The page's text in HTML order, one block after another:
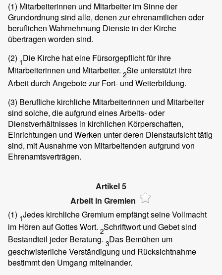
(1) Mitarbeiterinnen und Mitarbeiter im Sinne der
Grundordnung sind alle, denen zur ehrenamtlichen oder
beruflichen Wahrnehmung Dienste in der Kirche
übertragen worden sind.
(2) 1Die Kirche hat eine Fürsorgepflicht für ihre
Mitarbeiterinnen und Mitarbeiter. 2Sie unterstützt ihre
Arbeit durch Angebote zur Fort- und Weiterbildung.
(3) Berufliche kirchliche Mitarbeiterinnen und Mitarbeiter
sind solche, die aufgrund eines Arbeits- oder
Dienstverhältnisses in kirchlichen Körperschaften,
Einrichtungen und Werken unter deren Dienstaufsicht tätig
sind, mit Ausnahme von Mitarbeitenden aufgrund von
Ehrenamtsverträgen.
Artikel 5
Arbeit in Gremien
(1) 1Jedes kirchliche Gremium empfängt seine Vollmacht
im Hören auf Gottes Wort. 2Schriftwort und Gebet sind
Bestandteil jeder Beratung. 3Das Bemühen um
geschwisterliche Verständigung und Rücksichtnahme
bestimmt den Umgang miteinander.